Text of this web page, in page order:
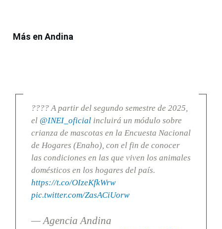
Más en Andina
???? A partir del segundo semestre de 2025,
el @INEI_oficialincluirá un módulo sobre
crianza de mascotas en la Encuesta Nacional
de Hogares (Enaho), con el fin de conocer
las condiciones en las que viven los animales
domésticos en los hogares del país.
https://t.co/OIzeKfkWrw
pic.twitter.com/ZasACiUorw
— Agencia Andina